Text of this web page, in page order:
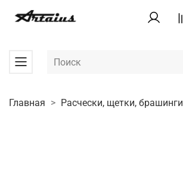
Главная Расчески, щетки, брашинги